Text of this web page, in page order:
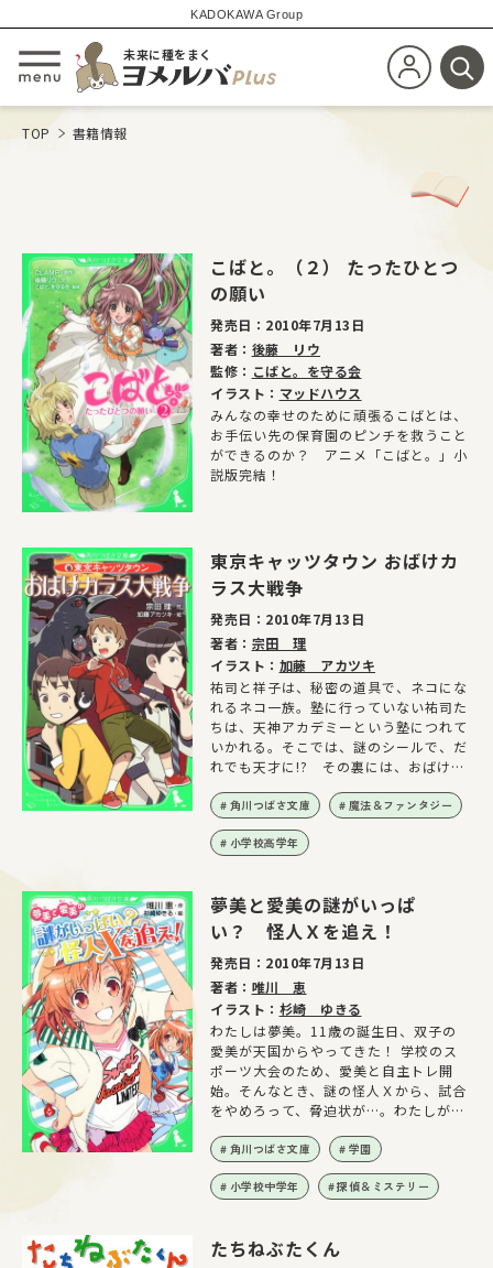
KADOKAWA Group
メニューを開閉する
未来に種をまく
新規会員登
検
TOP 書籍情報
こばと。（２） たったひとつ
の願い
発売日： 2010年7月13日
著者： 後藤 リウ
監修： こばと。を守る会
イラスト： マッドハウス
みんなの幸せのために頑張るこばとは、
お手伝い先の保育園のピンチを救うこと
ができるのか？ アニメ「こばと。」小
説版完結！
東京キャッツタウン おばけカ
ラス大戦争
発売日： 2010年7月13日
著者： 宗田 理
イラスト： 加藤 アカツキ
祐司と祥子は、秘密の道具で、ネコにな
れるネコ一族。塾に行っていない祐司た
ちは、天神アカデミーという塾につれて
いかれる。そこでは、謎のシールで、だ
れでも天才に!? その裏には、おばけカ
角川つばさ文庫 魔法＆ファンタジー
小学校高学年
夢美と愛美の謎がいっぱ
い？ 怪人Ｘを追え！
発売日： 2010年7月13日
著者： 唯川 恵
イラスト： 杉崎 ゆきる
わたしは夢美。11歳の誕生日、双子の
愛美が天国からやってきた！ 学校のス
ポーツ大会のため、愛美と自主トレ開
始。そんなとき、謎の怪人Ｘから、試合
をやめろって、脅迫状が…。わたしが犯
角川つばさ文庫 学園
小学校中学年 探偵＆ミステリー
たちねぶたくん